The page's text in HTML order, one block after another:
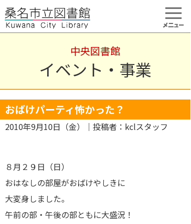
中央図書館
イベント・事業
おばけパーティ怖かった？
2010年9月10日（金） ｜投稿者：kclスタッフ
８月２９日（日）
おはなしの部屋がおばけやしきに
大変身しました。
午前の部・午後の部ともに大盛況！